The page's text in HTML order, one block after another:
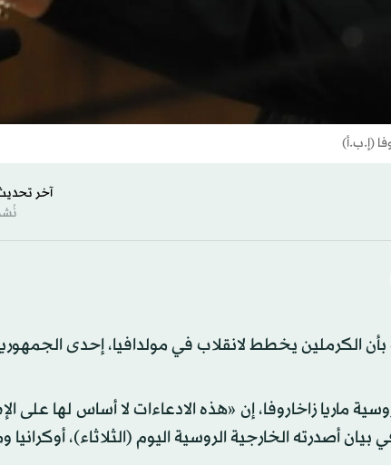
(إ.ب.أ)
آخر تحديث: 13:58-14 فبراير 2023 م ـ 24
نُشر: 10:55-14 فبراير 2023
الكرملين يخطط لانقلاب في مولدافيا، إحدى
ماريا زاخاروفا، إن «هذه الادعاءات لا أساس لها على
في بيان أصدرته الخارجية الروسية اليوم (الثلاثاء)،